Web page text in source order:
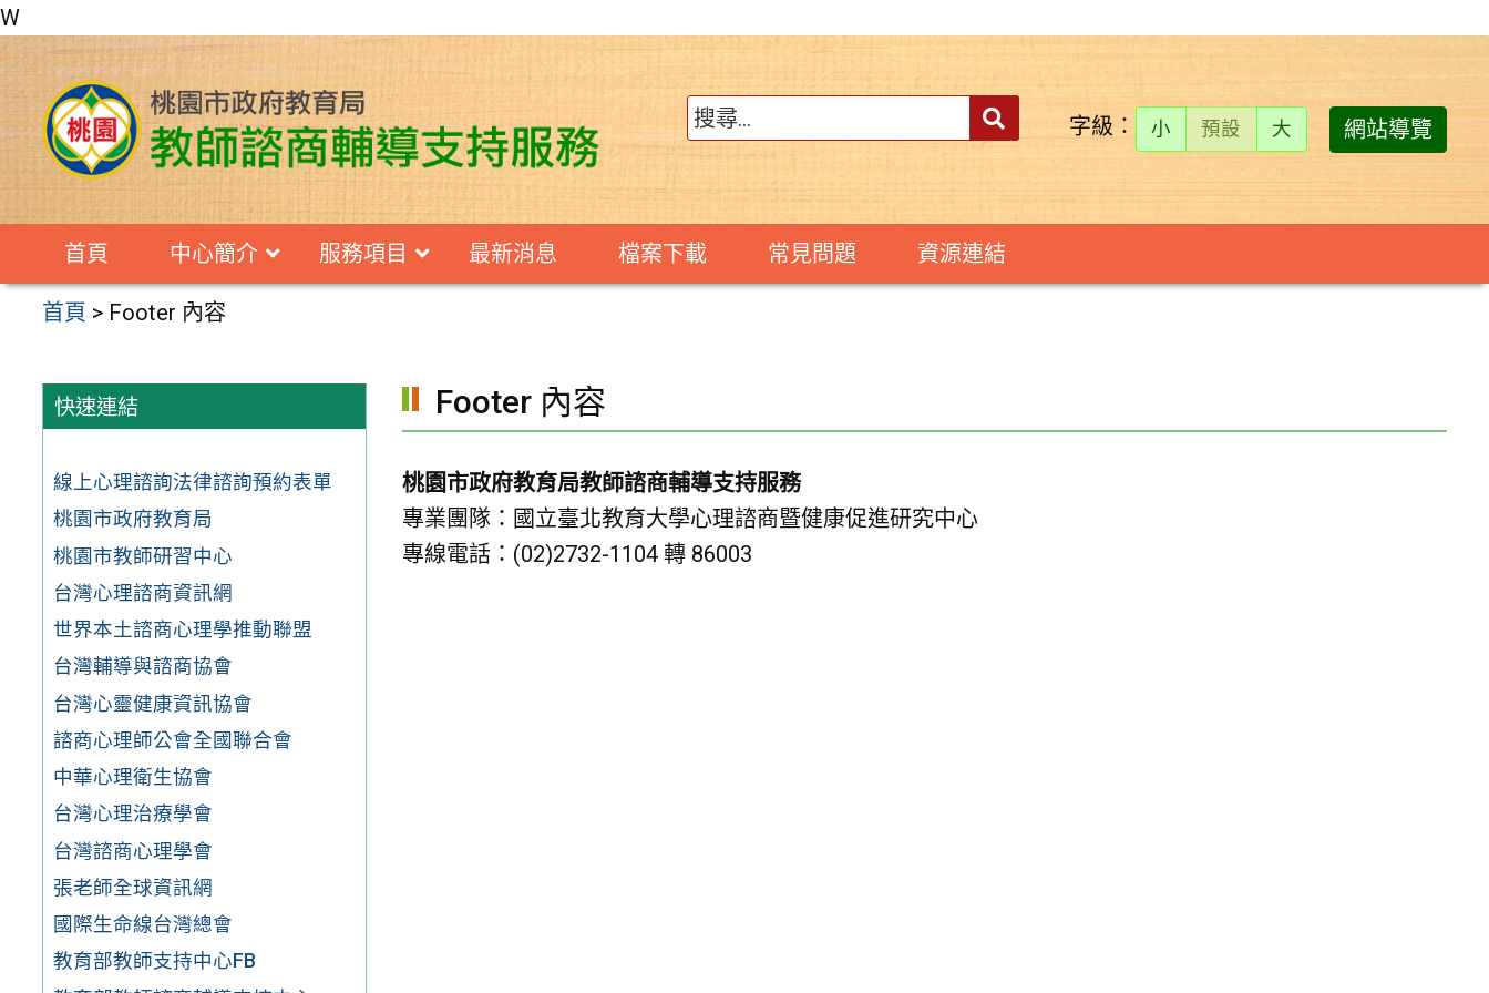
W
跳
容
尋：
送出 字級： 小 預設 大 網站導覽
首頁 中心簡介 服務項目 最新消息 檔案下載 常見問題 資源連結
首頁 > Footer 內容
快速連結
線上心理諮詢法律諮詢預約表單
桃園市政府教育局
桃園市教師研習中心
台灣心理諮商資訊網
世界本土諮商心理學推動聯盟
台灣輔導與諮商協會
台灣心靈健康資訊協會
諮商心理師公會全國聯合會
中華心理衛生協會
台灣心理治療學會
台灣諮商心理學會
張老師全球資訊網
國際生命線台灣總會
教育部教師支持中心FB
Footer 內容
桃園市政府教育局教師諮商輔導支持服務
專業團隊：國立臺北教育大學心理諮商暨健康促進研究中心
專線電話：(02)2732-1104 轉 86003